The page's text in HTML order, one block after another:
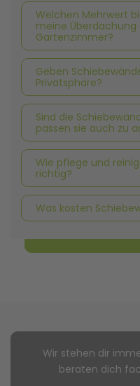
Welchen Mehrwert
meine Überdachung
Gartenzimmer?
Geben
Privatsphäre?
Sind die
passen sie auch zu
Wie pflege und
richtig?
Was kosten
Wir stehen dir
beraten dich